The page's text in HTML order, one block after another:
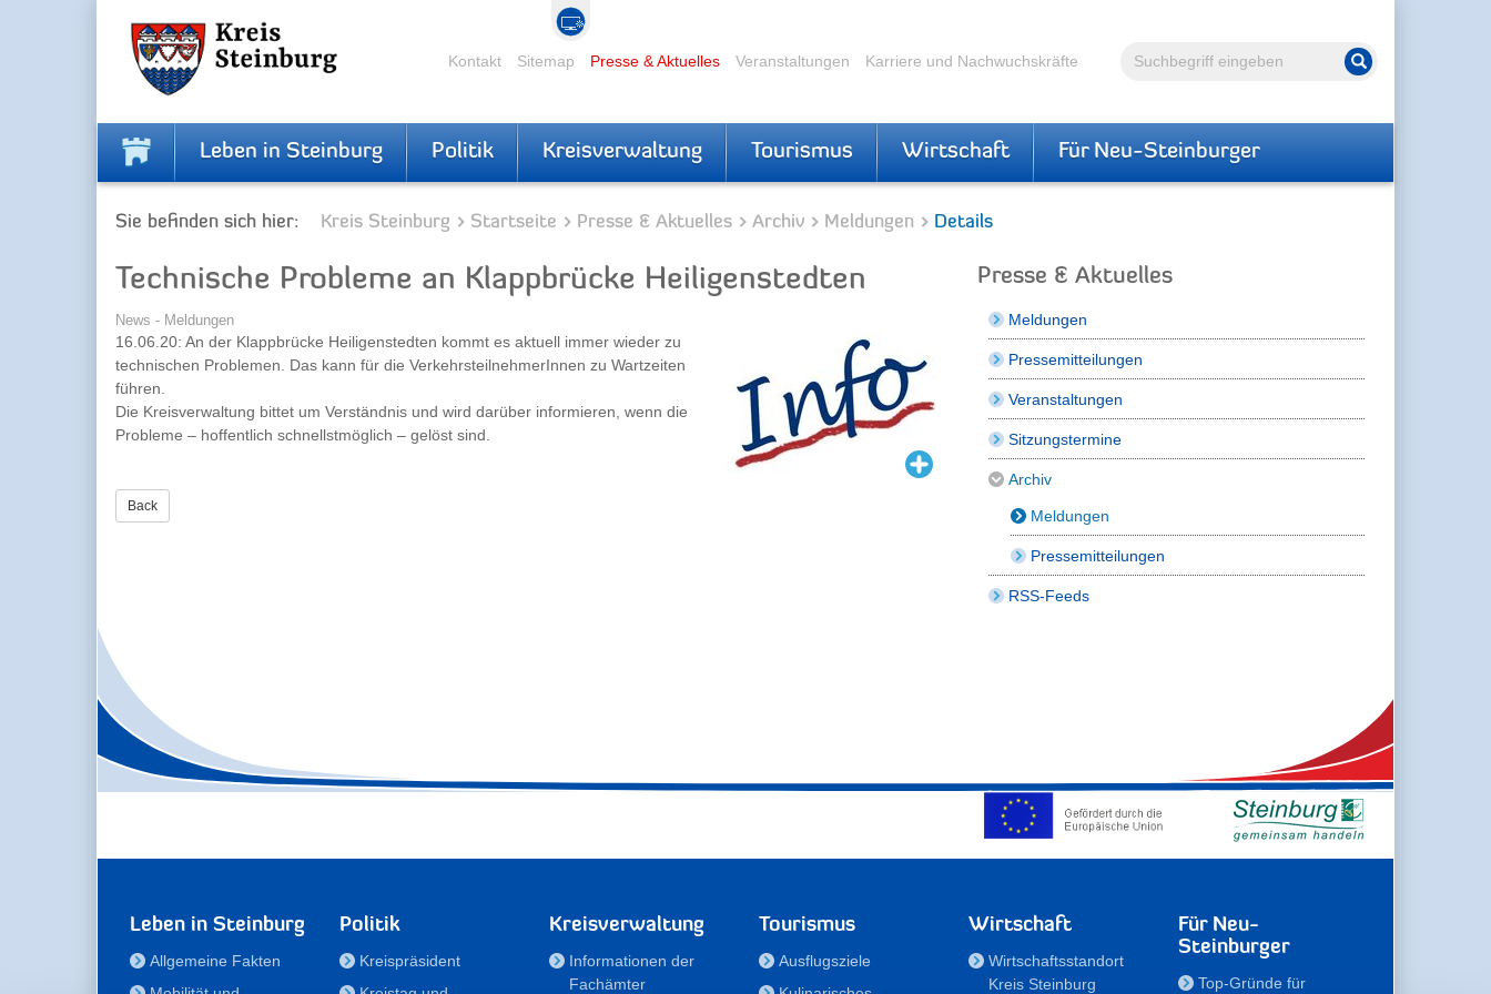
Volltextsuche Suche starten
Kontakt Sitemap Presse & Aktuelles Veranstaltungen Karriere und Nachwuchskräfte
Leben in Steinburg Politik Kreisverwaltung Tourismus Wirtschaft Für Neu-Steinburger
Sie befinden sich hier: Kreis Steinburg Startseite Presse & Aktuelles Archiv Meldungen Details
Technische Probleme an Klappbrücke Heiligenstedten
News - Meldungen
16.06.20: An der Klappbrücke Heiligenstedten kommt es aktuell immer wieder zu
technischen Problemen. Das kann für die VerkehrsteilnehmerInnen zu Wartzeiten
führen.
Die Kreisverwaltung bittet um Verständnis und wird darüber informieren, wenn die
Probleme – hoffentlich schnellstmöglich – gelöst sind.
Back
Presse & Aktuelles
Meldungen
Pressemitteilungen
Veranstaltungen
Sitzungstermine
Archiv
Meldungen
Pressemitteilungen
RSS-Feeds
Leben in Steinburg
Allgemeine Fakten
Politik
Kreispräsident
Kreisverwaltung
Informationen der
Fachämter
Tourismus
Ausflugsziele
Wirtschaft
Wirtschaftsstandort
Kreis Steinburg
Für Neu-
Steinburger
Top-Gründe für